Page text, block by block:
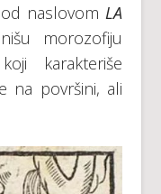
naslovomLA
morozofiju
karakteriše
na površini, ali